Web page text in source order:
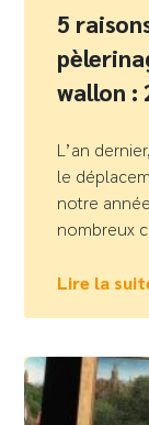
5
wallon :
L’an
le
notre
nombreux
Lire la